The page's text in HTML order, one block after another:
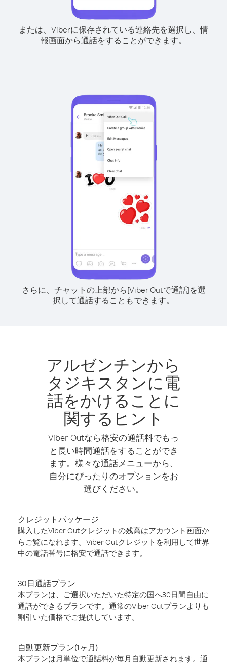
または、Viberに保存されている連絡先を選択し、情
報画面から通話をすることができます。
さらに、チャットの上部から[Viber Outで通話]を選
択して通話することもできます。
アルゼンチンから
タジキスタンに電
話をかけることに
関するヒント
Viber Outなら格安の通話料でもっ
と長い時間通話をすることができ
ます。様々な通話メニューから、
自分にぴったりのオプションをお
選びください。
クレジットパッケージ
購入したViber Outクレジットの残高はアカウント画面か
らご覧になれます。Viber Outクレジットを利用して世界
中の電話番号に格安で通話できます。
30日通話プラン
本プランは、ご選択いただいた特定の国へ30日間自由に
通話ができるプランです。通常のViber Outプランよりも
割引いた価格でご提供しています。
自動更新プラン(1ヶ月)
本プランは月単位で通話料が毎月自動更新されます。通